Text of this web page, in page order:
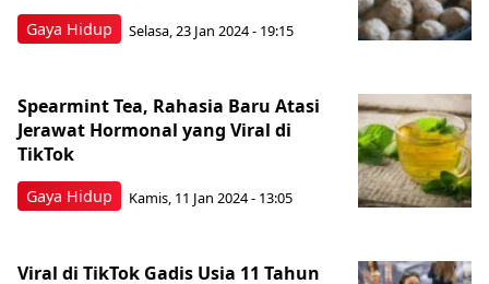
Gaya Hidup Selasa, 23 Jan 2024 - 19:15
Gaya Hidup
Spearmint Tea, Rahasia Baru Atasi
Jerawat Hormonal yang Viral di
TikTok
Kamis, 11 Jan 2024 - 13:05
Viral di TikTok Gadis Usia 11 Tahun